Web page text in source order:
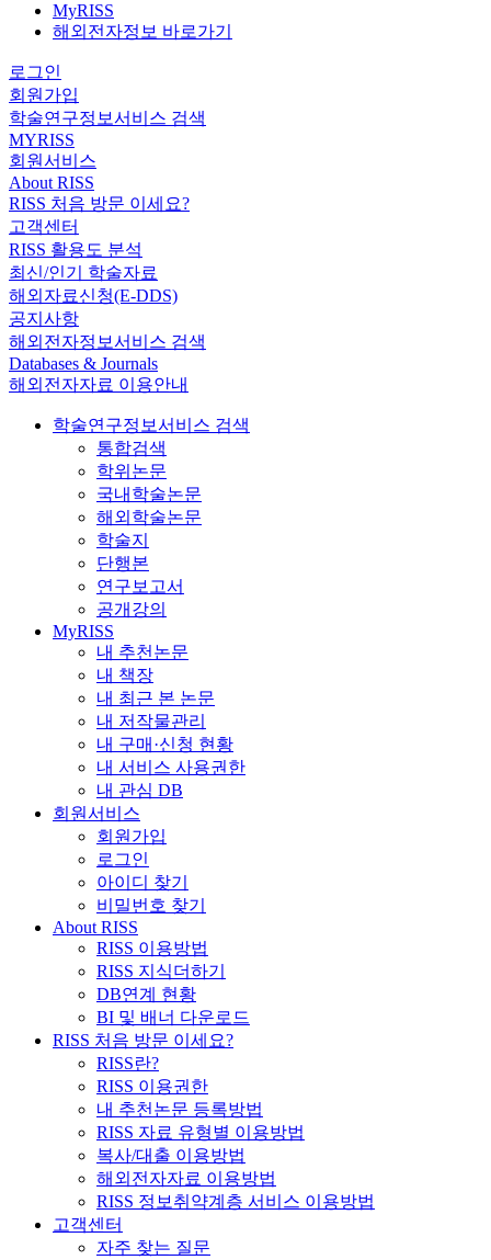
MyRISS
해외전자정보 바로가기
로그인
회원가입
학술연구정보서비스 검색
MYRISS
회원서비스
About RISS
RISS 처음 방문 이세요?
고객센터
RISS 활용도 분석
최신/인기 학술자료
해외자료신청(E-DDS)
공지사항
해외전자정보서비스 검색
Databases & Journals
해외전자자료 이용안내
학술연구정보서비스 검색
통합검색
학위논문
국내학술논문
해외학술논문
학술지
단행본
연구보고서
공개강의
MyRISS
내 추천논문
내 책장
내 최근 본 논문
내 저작물관리
내 구매·신청 현황
내 서비스 사용권한
내 관심 DB
회원서비스
회원가입
로그인
아이디 찾기
비밀번호 찾기
About RISS
RISS 이용방법
RISS 지식더하기
DB연계 현황
BI 및 배너 다운로드
RISS 처음 방문 이세요?
RISS란?
RISS 이용권한
내 추천논문 등록방법
RISS 자료 유형별 이용방법
복사/대출 이용방법
해외전자자료 이용방법
RISS 정보취약계층 서비스 이용방법
고객센터
자주 찾는 질문